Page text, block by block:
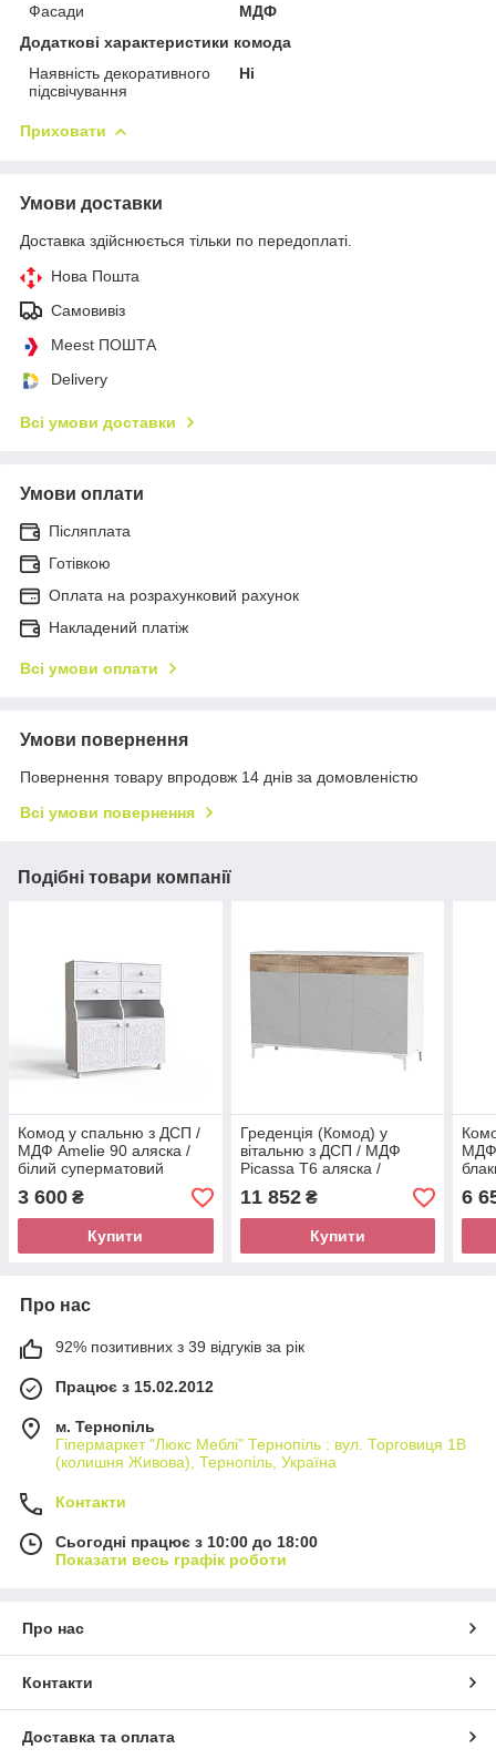
Фасади
МДФ
Додаткові характеристики комода
Наявність декоративного
підсвічування
Ні
Приховати
Умови доставки
Доставка здійснюється тільки по передоплаті.
Нова Пошта
Самовивіз
Meest ПОШТА
Delivery
Всі умови доставки
Умови оплати
Післяплата
Готівкою
Оплата на розрахунковий рахунок
Накладений платіж
Всі умови оплати
Умови повернення
Повернення товару впродовж 14 днів за домовленістю
Всі умови повернення
Подібні товари компанії
Комод у спальню з ДСП /
МДФ Amelie 90 аляска /
білий суперматовий
Artinhead
3 600 ₴
Купити
Греденція (Комод) у
вітальню з ДСП / МДФ
Picassa Т6 аляска /
попелястий софттач
Artinhead
11 852₴
Купити
МДФ
6
Про нас
92% позитивних з 39 відгуків за рік
Працює з 15.02.2012
м. Тернопіль
Гіпермаркет "Люкс Меблі" Тернопіль : вул. Торговиця 1В
(колишня Живова), Тернопіль, Україна
Контакти
Сьогодні працює з 10:00 до 18:00
Показати весь графік роботи
Про нас
Контакти
Доставка та оплата